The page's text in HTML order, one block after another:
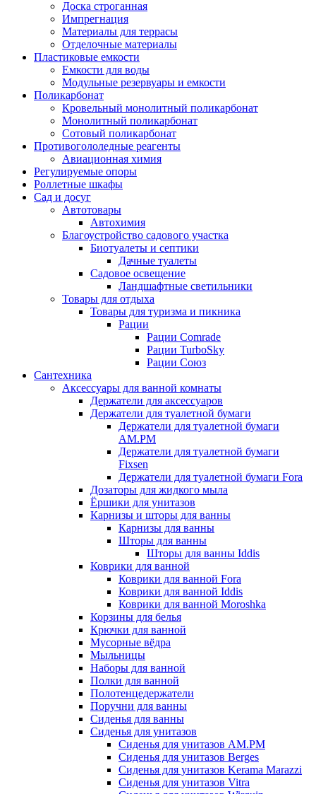
Доска строганная
Импрегнация
Материалы для террасы
Отделочные материалы
Пластиковые емкости
Емкости для воды
Модульные резервуары и емкости
Поликарбонат
Кровельный монолитный поликарбонат
Монолитный поликарбонат
Сотовый поликарбонат
Противогололедные реагенты
Авиационная химия
Регулируемые опоры
Роллетные шкафы
Сад и досуг
Автотовары
Автохимия
Благоустройство садового участка
Биотуалеты и септики
Дачные туалеты
Садовое освещение
Ландшафтные светильники
Товары для отдыха
Товары для туризма и пикника
Рации
Рации Comrade
Рации TurboSky
Рации Союз
Сантехника
Аксессуары для ванной комнаты
Держатели для аксессуаров
Держатели для туалетной бумаги
Держатели для туалетной бумаги
AM.PM
Держатели для туалетной бумаги
Fixsen
Держатели для туалетной бумаги Fora
Дозаторы для жидкого мыла
Ёршики для унитазов
Карнизы и шторы для ванны
Карнизы для ванны
Шторы для ванны
Шторы для ванны Iddis
Коврики для ванной
Коврики для ванной Fora
Коврики для ванной Iddis
Коврики для ванной Moroshka
Корзины для белья
Крючки для ванной
Мусорные вёдра
Мыльницы
Наборы для ванной
Полки для ванной
Полотенцедержатели
Поручни для ванны
Сиденья для ванны
Сиденья для унитазов
Сиденья для унитазов AM.PM
Сиденья для унитазов Berges
Сиденья для унитазов Kerama Marazzi
Сиденья для унитазов Vitra